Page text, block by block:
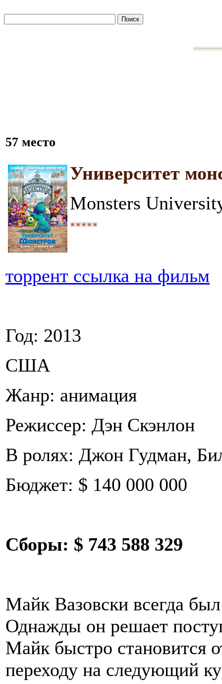
57 место
Университет
Monsters
торрент ссылка на фильм
Год: 2013
США
Жанр: анимация
Режиссер: Дэн Скэнлон
В ролях: Джон Гудман,
Бюджет: $ 140 000 000
Сборы: $ 743 588 329
Майк Вазовски всегда
Однажды он решает
Майк быстро становится
переходу на следующий